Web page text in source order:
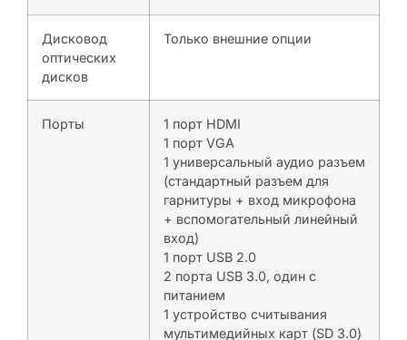
Дисковод
оптических
дисков
Только внешние опции
Порты
1 порт HDMI
1 порт VGA
1 универсальный аудио разъем
(стандартный разъем для
гарнитуры + вход микрофона
+ вспомогательный линейный
вход)
1 порт USB 2.0
2 порта USB 3.0, один с
питанием
1 устройство считывания
мультимедийных карт (SD 3.0)